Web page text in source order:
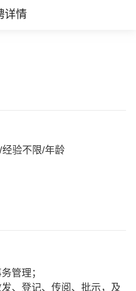
详情
验不限/年龄
管理；
、登记、传阅、批示，及